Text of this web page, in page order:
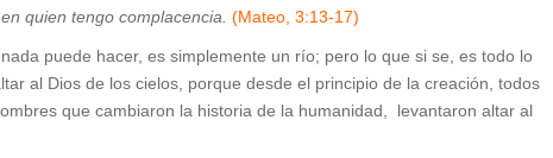
quien tengo complacencia. (Mateo, 3:13-17)
puede hacer, es simplemente un río; pero lo que si se, es todo lo
al Dios de los cielos, porque desde el principio de la creación, todos
que cambiaron la historia de la humanidad, levantaron altar al